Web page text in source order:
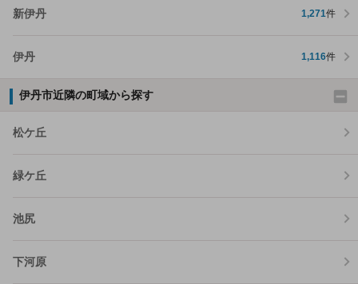
新伊丹 1,271件
伊丹 1,116件
伊丹市近隣の町域から探す
松ケ丘
緑ケ丘
池尻
下河原